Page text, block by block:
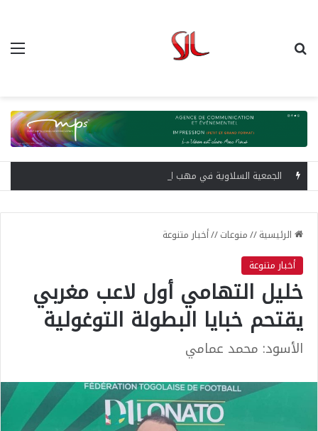
الرئيسية//منوعات//أخبار متنوعة
أخبار متنوعة
خليل التهامي أول لاعب مغربي
يقتحم خبايا البطولة التوغولية
الأسود: محمد عمامي